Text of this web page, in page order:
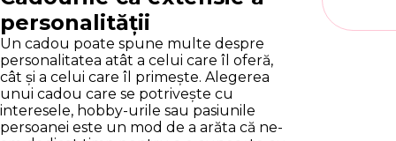
personalității
Un cadou poate spune multe despre
personalitatea atât a celui care îl oferă,
cât și a celui care îl primește. Alegerea
unui cadou care se potrivește cu
interesele, hobby-urile sau pasiunile
persoanei este un mod de a arăta că ne-